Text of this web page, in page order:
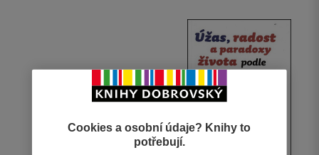
Cookies a osobní údaje? Knihy to
potřebují.